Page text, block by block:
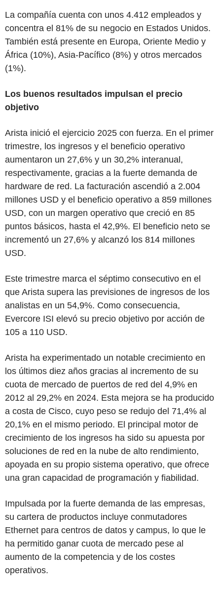
La compañía cuenta con unos 4.412 empleados y
concentra el 81% de su negocio en Estados Unidos.
También está presente en Europa, Oriente Medio y
África (10%), Asia-Pacífico (8%) y otros mercados
(1%).
Los buenos resultados impulsan el precio
objetivo
Arista inició el ejercicio 2025 con fuerza. En el primer
trimestre, los ingresos y el beneficio operativo
aumentaron un 27,6% y un 30,2% interanual,
respectivamente, gracias a la fuerte demanda de
hardware de red. La facturación ascendió a 2.004
millones USD y el beneficio operativo a 859 millones
USD, con un margen operativo que creció en 85
puntos básicos, hasta el 42,9%. El beneficio neto se
incrementó un 27,6% y alcanzó los 814 millones
USD.
Este trimestre marca el séptimo consecutivo en el
que Arista supera las previsiones de ingresos de los
analistas en un 54,9%. Como consecuencia,
Evercore ISI elevó su precio objetivo por acción de
105 a 110 USD.
Arista ha experimentado un notable crecimiento en
los últimos diez años gracias al incremento de su
cuota de mercado de puertos de red del 4,9% en
2012 al 29,2% en 2024. Esta mejora se ha producido
a costa de Cisco, cuyo peso se redujo del 71,4% al
20,1% en el mismo periodo. El principal motor de
crecimiento de los ingresos ha sido su apuesta por
soluciones de red en la nube de alto rendimiento,
apoyada en su propio sistema operativo, que ofrece
una gran capacidad de programación y fiabilidad.
Impulsada por la fuerte demanda de las empresas,
su cartera de productos incluye conmutadores
Ethernet para centros de datos y campus, lo que le
ha permitido ganar cuota de mercado pese al
aumento de la competencia y de los costes
operativos.